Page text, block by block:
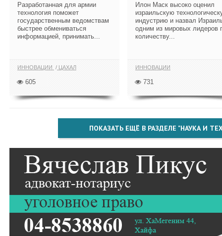
Разработанная для армии
технология поможет
государственным ведомствам
быстрее обмениваться
информацией, принимать...
ИННОВАЦИИ ЦАХАЛ
605
Илон Маск высоко оценил
израильскую
индустрию и назвал
одним из мировых лидеров
количеству...
ИННОВАЦИИ
731
ПОКАЗАТЬ ЕЩЁ В РАЗДЕЛЕ "НАУКА И